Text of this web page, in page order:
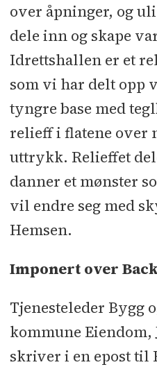
over åpninger, og
dele inn og skape
Idrettshallen er et
som vi har delt opp
tyngre base med
relieff i flatene over
uttrykk. Relieffet
danner et mønster
vil endre seg med
Hemsen.
Imponert over
Tjenesteleder Bygg
kommune
skriver i en epost til